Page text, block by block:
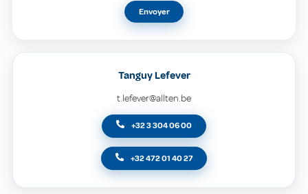
Envoyer
Tanguy Lefever
t.lefever@allten.be
+32 3 304 06 00
+32 472 01 40 27